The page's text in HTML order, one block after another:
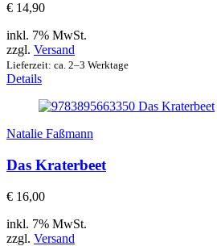
€ 14,90
inkl. 7% MwSt.
zzgl. Versand
Lieferzeit: ca. 2–3 Werktage
Details
Natalie Faßmann
Das Kraterbeet
€ 16,00
inkl. 7% MwSt.
zzgl. Versand